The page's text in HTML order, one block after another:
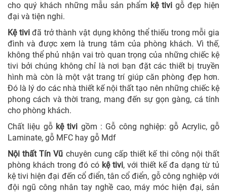
cho quý khách những mẫu sản phẩm kệ tivi gỗ đẹp hiện
đại và tiện nghi.
Kệ tiviđã trở thành vật dụng không thể thiếu trong mỗi gia
đình và được xem là trung tâm của phòng khách. Vì thế,
không thể phủ nhận vai trò quan trọng của những chiếc kệ
tivi bởi chúng không chỉ là nơi bạn đặt các thiết bị truyền
hình mà còn là một vật trang trí giúp căn phòng đẹp hơn.
Đó là lý do các nhà thiết kế nội thất tạo nên những chiếc kệ
phong cách và thời trang, mang đến sự gọn gàng, cá tính
cho phòng khách.
Chất liệu gỗ kệ tivi gồm : Gỗ công nghiệp: gỗ Acrylic, gỗ
Laminate, gỗ MFC hay gỗ Mdf
Nội thất Tín Vũ chuyên cung cấp thiết kế thi công nội thất
phòng khách trong đó có kệ tivi, với thiết kế đa dạng từ tủ
kệ tivi hiện đại đến cổ điển, tân cổ điển, gỗ công nghiệp với
đội ngũ công nhân tay nghề cao, máy móc hiện đại, sản